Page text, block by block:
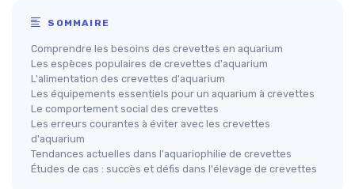
SOMMAIRE
Comprendre les besoins des crevettes en aquarium
Les espèces populaires de crevettes d'aquarium
L'alimentation des crevettes d'aquarium
Les équipements essentiels pour un aquarium à crevettes
Le comportement social des crevettes
Les erreurs courantes à éviter avec les crevettes
d'aquarium
Tendances actuelles dans l'aquariophilie de crevettes
Études de cas : succès et défis dans l'élevage de crevettes